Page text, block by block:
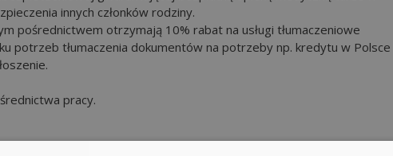
innych członków rodziny.
pośrednictwem otrzymają 10% rabat na usługi tłumaczeniowe
potrzeb tłumaczenia dokumentów na potrzeby np. kredytu w
pracy.